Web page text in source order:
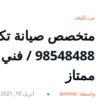
فني تكييف
متخصص صيانة
ممتاز
بواسطة ammar أبريل 10, 2021